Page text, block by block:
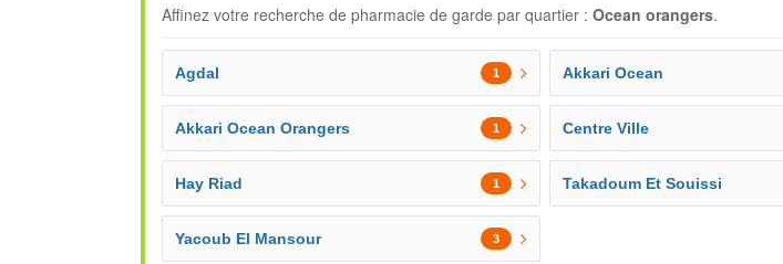
Affinez votre recherche de pharmacie de garde par quartier : Ocean orangers.
Agdal 1 Akkari Ocean
Akkari Ocean Orangers 1 Centre Ville
Hay Riad 1 Takadoum Et Souissi
Yacoub El Mansour 3